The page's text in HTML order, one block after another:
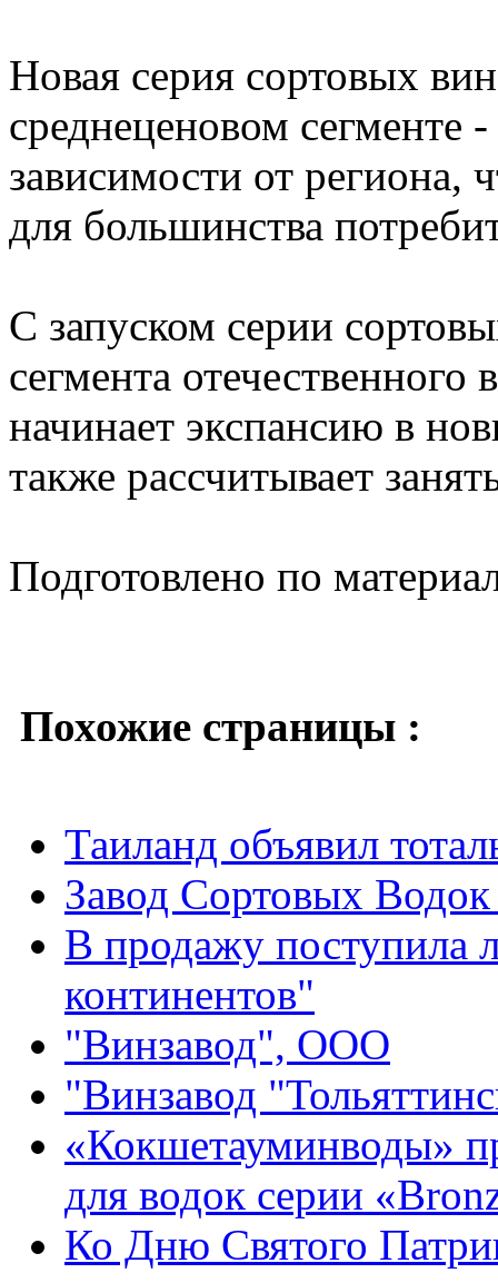
Новая серия сортовых
среднеценовом сегменте
зависимости от региона,
для большинства
С запуском серии
сегмента
начинает экспансию в
также рассчитывает
Подготовлено по
Похожие страницы :
Таиланд объявил
Завод Сортовых
В продажу поступила
континентов"
"Винзавод", ООО
"Винзавод
«Кокшетауминводы»
для водок серии
Ко Дню Святого